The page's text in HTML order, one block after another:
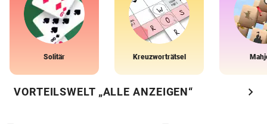
Solitär Kreuzworträtsel
VORTEILSWELT „ALLE ANZEIGEN“ chevron_right